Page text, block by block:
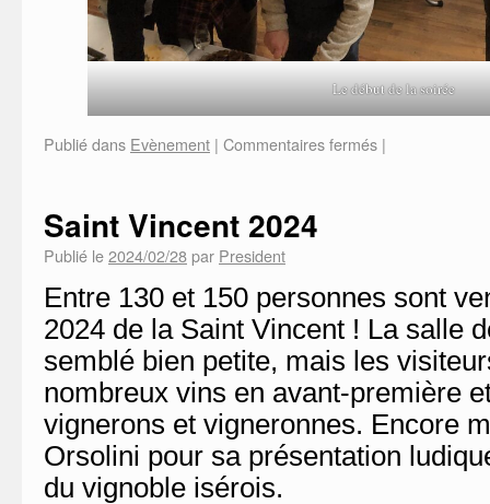
Le début de la soirée
Publié dans Evènement | Commentaires fermés |
Saint Vincent 2024
Publié le2024/02/28par President
Entre 130 et 150 personnes sont
2024 de la Saint Vincent ! La salle
semblé bien petite, mais les
nombreux vins en avant-première
vignerons et vigneronnes. Encore
Orsolini pour sa présentation
du vignoble isérois.